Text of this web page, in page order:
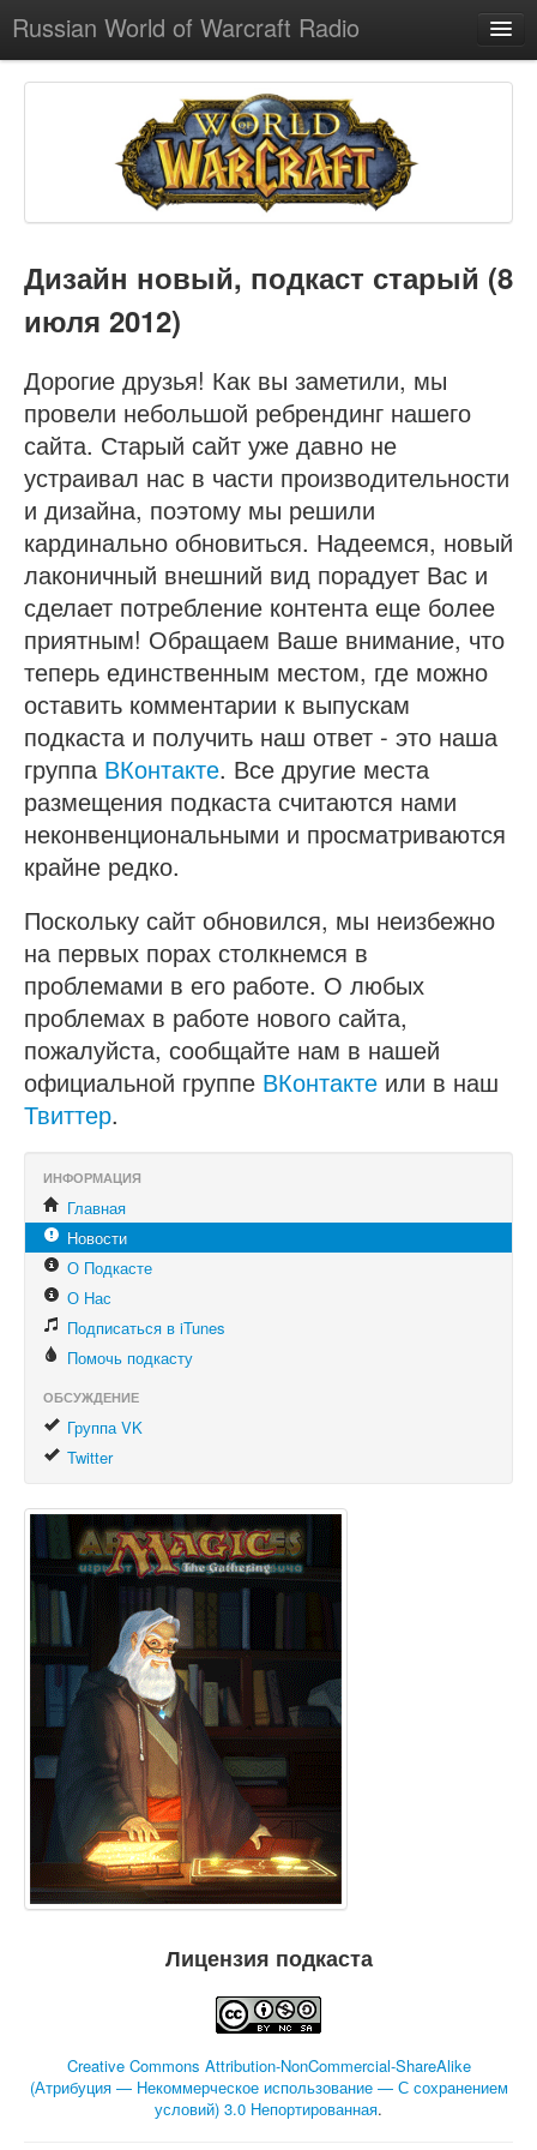
Russian World of Warcraft Radio
Мы в iTunes
Помочь Подкасту
Дизайн новый, подкаст старый (8
июля 2012)
Дорогие друзья! Как вы заметили, мы
провели небольшой ребрендинг нашего
сайта. Старый сайт уже давно не
устраивал нас в части производительности
и дизайна, поэтому мы решили
кардинально обновиться. Надеемся, новый
лаконичный внешний вид порадует Вас и
сделает потребление контента еще более
приятным! Обращаем Ваше внимание, что
теперь единственным местом, где можно
оставить комментарии к выпускам
подкаста и получить наш ответ - это наша
группа ВКонтакте. Все другие места
размещения подкаста считаются нами
неконвенциональными и просматриваются
крайне редко.
Поскольку сайт обновился, мы неизбежно
на первых порах столкнемся в
проблемами в его работе. О любых
проблемах в работе нового сайта,
пожалуйста, сообщайте нам в нашей
официальной группе ВКонтакте или в наш
Твиттер.
ИНФОРМАЦИЯ
Главная
Новости
О Подкасте
О Нас
Подписаться в iTunes
Помочь подкасту
ОБСУЖДЕНИЕ
Группа VK
Twitter
Лицензия подкаста
Creative Commons Attribution-NonCommercial-ShareAlike
(Атрибуция — Некоммерческое использование — С сохранением
условий) 3.0 Непортированная.